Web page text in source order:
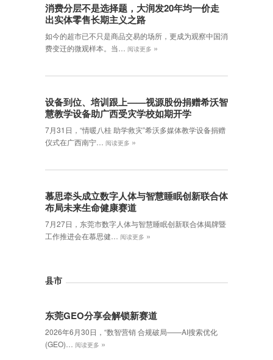
消费分层不是选择题，大润发20年均一价走
出实体零售长期主义之路
如今的超市已不只是商品交易的场所，更成为观察中国消
费变迁的微观样本。当…
阅读更多 »
设备到位、培训跟上——视源股份捐赠希沃智
慧教学设备助广西受灾学校如期开学
7月31日，“情暖八桂 助学救灾”希沃多媒体教学设备捐赠
仪式在广西南宁…
阅读更多 »
慕思牵头成立数字人体与智慧睡眠创新联合体
布局未来生命健康赛道
7月27日，东莞市数字人体与智慧睡眠创新联合体揭牌暨
工作推进会在慕思健…
阅读更多 »
县市
东莞GEO分享会解锁新赛道
2026年6月30日，‌“数智营销 合规破局——AI搜索优化
(GEO)…
阅读更多 »